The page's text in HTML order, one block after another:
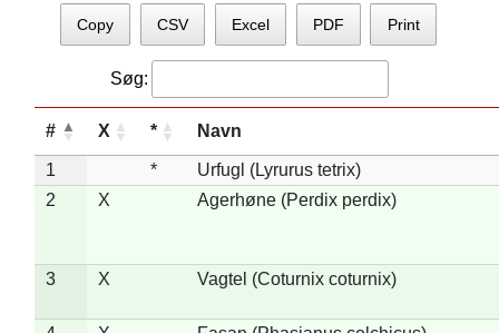
Copy CSV Excel PDF Print
Søg:
# X * Navn
1 *
Urfugl (Lyrurus tetrix)
2
X Agerhøne (Perdix perdix)
3 X Vagtel (Coturnix coturnix)